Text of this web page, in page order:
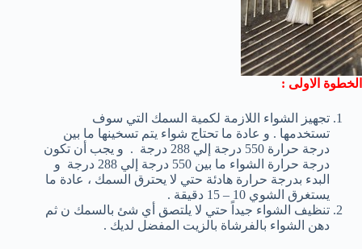
الخطوة الاولى :
تجهيز الشواء اللازمة لكمية السمك التي سوف
تستخدمها . و عادة ما تحتاج شواء يتم تسخينها ما بين
درجة حرارة 550 درجة إلي 288 درجة . و يجب أن تكون
درجة حرارة الشواء ما بين 550 درجة إلي 288 درجة و
البدء بدرجة حرارة هادئة حتي لا يحترق السمك ، عادة ما
يستغرق الشوي 10 – 15 دقيقة .
تنظيف الشواء جيداً حتي لا يلتصق أي شئ بالسمك ن ثم
دهن الشواء بالفرشاة بالزيت المفضل لديك .